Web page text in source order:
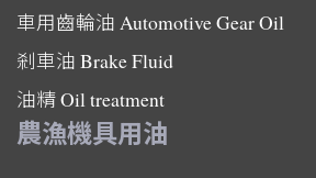
車用齒輪油 Automotive Gear Oil
剎車油 Brake Fluid
油精Oil treatment
農漁機具用油